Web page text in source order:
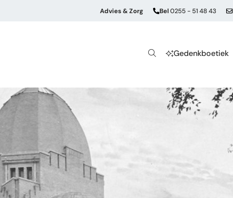
Advies & Zorg Bel0255 - 51 48 43
Gedenkboetiek